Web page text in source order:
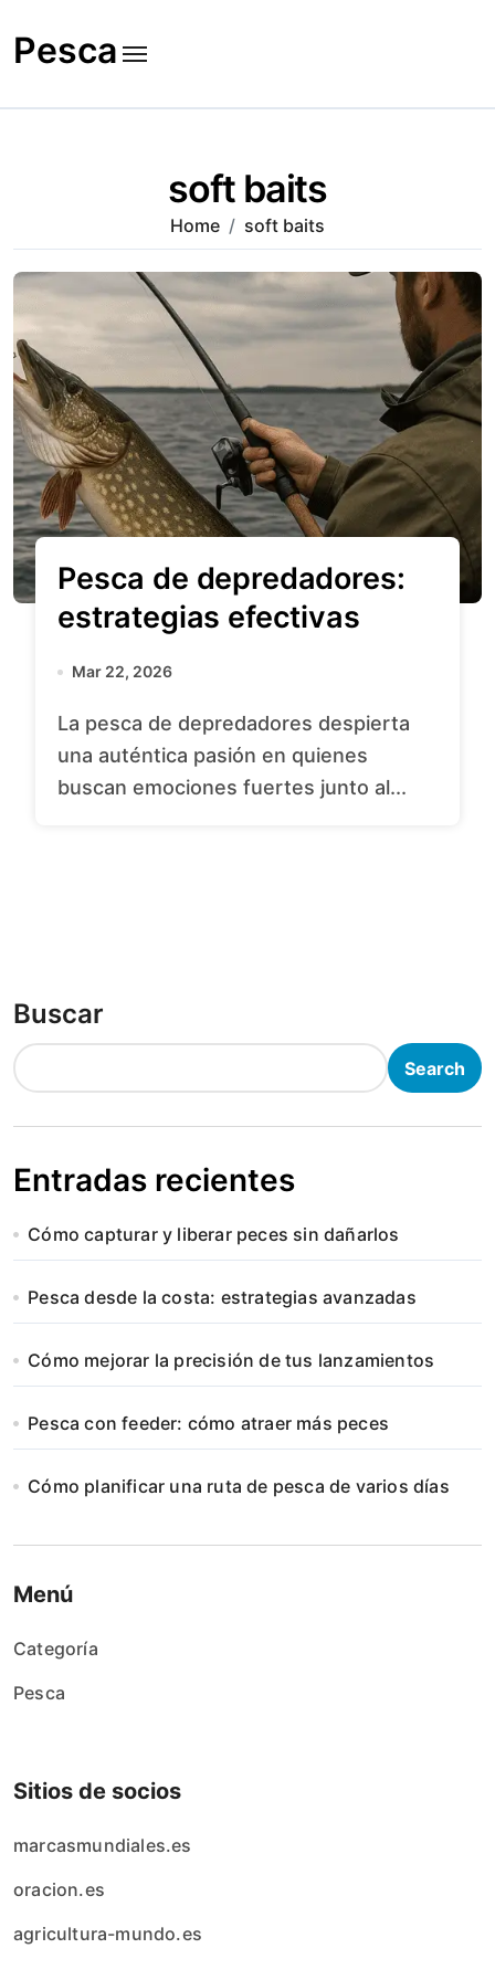
to
content
Pesca
soft baits
Home soft baits
Pesca de depredadores:
estrategias efectivas
Mar 22, 2026
La pesca de depredadores despierta
una auténtica pasión en quienes
buscan emociones fuertes junto al...
Buscar
Search
Entradas recientes
Cómo capturar y liberar peces sin dañarlos
Pesca desde la costa: estrategias avanzadas
Cómo mejorar la precisión de tus lanzamientos
Pesca con feeder: cómo atraer más peces
Cómo planificar una ruta de pesca de varios días
Menú
Categoría
Pesca
Sitios de socios
marcasmundiales.es
oracion.es
agricultura-mundo.es